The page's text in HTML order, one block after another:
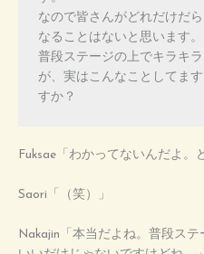
なので皆さんがどれだけだ
なることはないと思います。
普段ステージの上でキラキ
が、実はこんなことしてま
すか？
Fuksae「わかってないんだよ。
Saori「（笑）」
Nakajin「本当だよね。普段ス